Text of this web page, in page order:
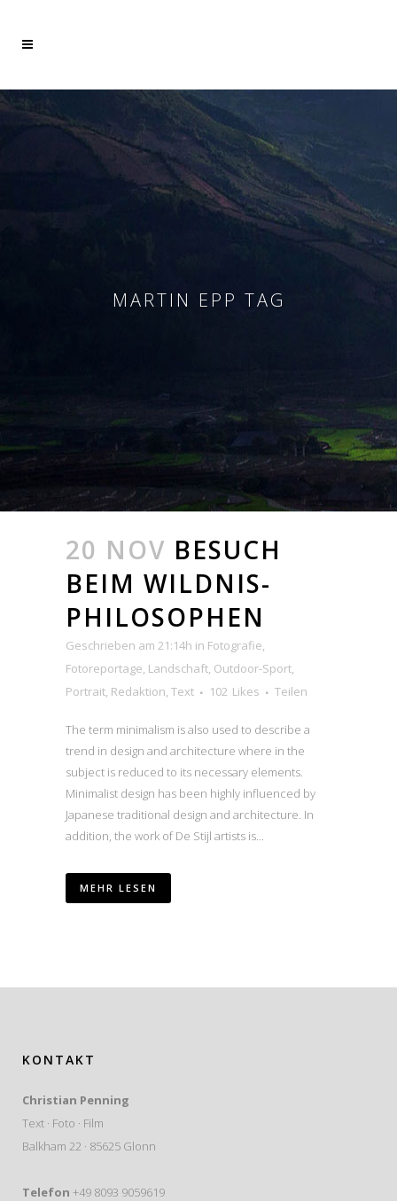
MARTIN EPP TAG
20 NOV BESUCH
BEIM WILDNIS-
PHILOSOPHEN
Geschrieben am 21:14h in Fotografie,
Fotoreportage, Landschaft, Outdoor-Sport,
Portrait, Redaktion, Text 102 Likes Teilen
The term minimalism is also used to describe a
trend in design and architecture where in the
subject is reduced to its necessary elements.
Minimalist design has been highly influenced by
Japanese traditional design and architecture. In
addition, the work of De Stijl artists is...
MEHR LESEN
KONTAKT
Christian Penning
Text · Foto · Film
Balkham 22 · 85625 Glonn
Telefon +49 8093 9059619